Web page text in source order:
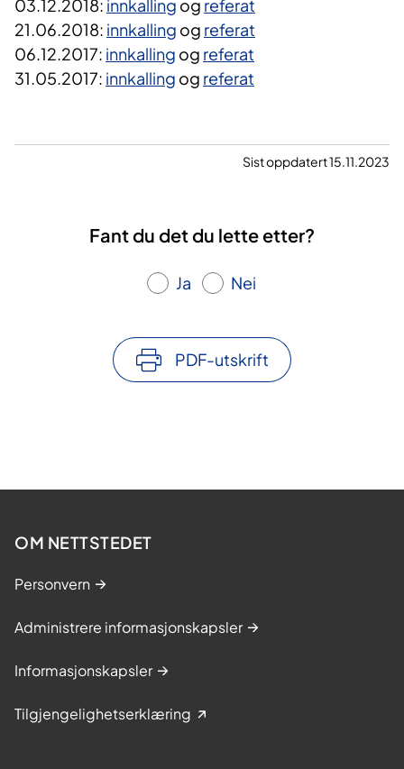
03.12.2018: innkalling og referat
21.06.2018: innkalling og referat
06.12.2017: innkalling og referat
31.05.2017: innkalling og referat
Sist oppdatert 15.11.2023
Fant du det du lette etter?
Ja Nei
PDF-utskrift
OM NETTSTEDET
Personvern
Administrere informasjonskapsler
Informasjonskapsler
Tilgjengelighetserklæring